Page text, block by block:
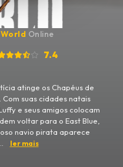
Online
7.4
atinge os Chapéus de
suas cidades natais
e seus amigos colocam
voltar para o East Blue,
navio pirata aparece
ler mais